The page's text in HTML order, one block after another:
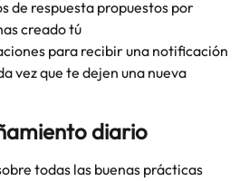
de respuesta propuestos por
creado tú
para recibir una notificación
vez que te dejen una nueva
diario
todas las buenas prácticas